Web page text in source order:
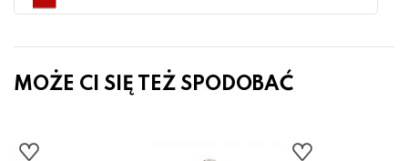
MOŻE CI SIĘ TEŻ SPODOBAĆ